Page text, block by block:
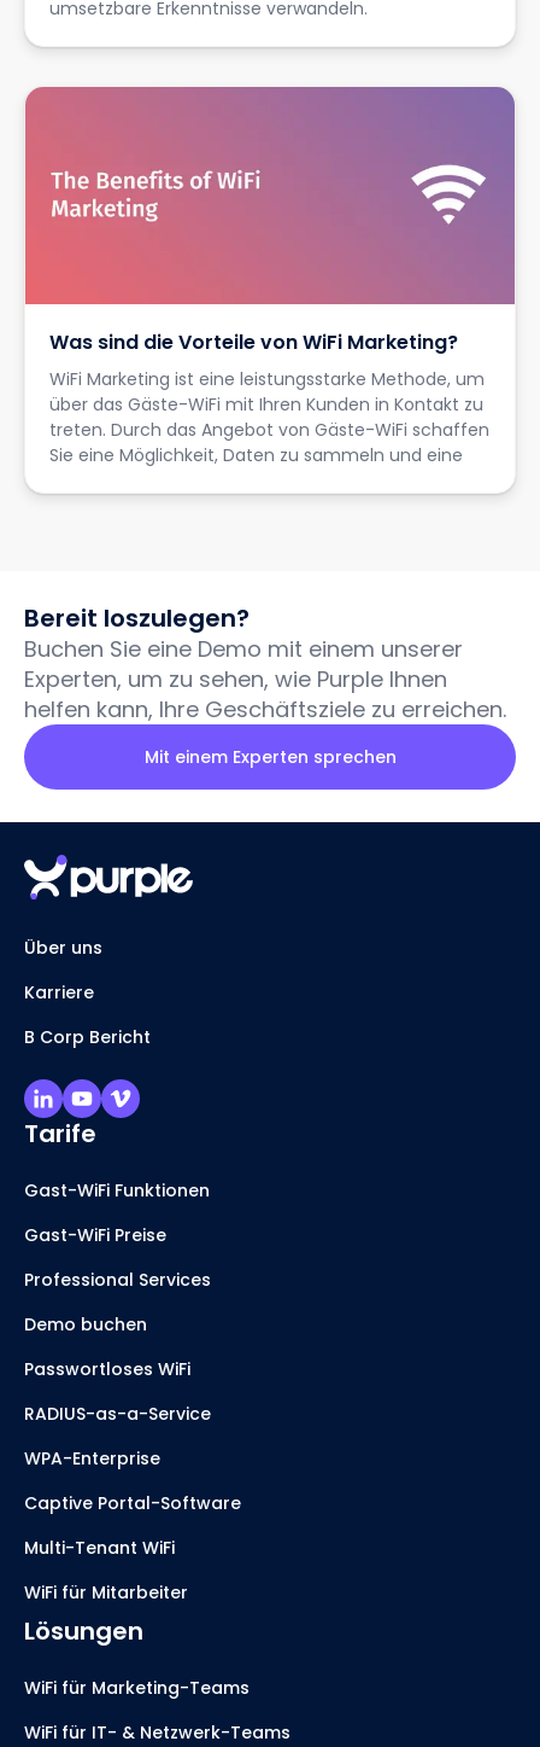
umsetzbare Erkenntnisse verwandeln.
Was sind die Vorteile von WiFi Marketing?
WiFi Marketing ist eine leistungsstarke Methode, um
über das Gäste-WiFi mit Ihren Kunden in Kontakt zu
treten. Durch das Angebot von Gäste-WiFi schaffen
Sie eine Möglichkeit, Daten zu sammeln und eine
Bereit loszulegen?
Buchen Sie eine Demo mit einem unserer
Experten, um zu sehen, wie Purple Ihnen
helfen kann, Ihre Geschäftsziele zu erreichen.
Mit einem Experten sprechen
Über uns
Karriere
B Corp Bericht
Tarife
Gast-WiFi Funktionen
Gast-WiFi Preise
Professional Services
Demo buchen
Passwortloses WiFi
RADIUS-as-a-Service
WPA-Enterprise
Captive Portal-Software
Multi-Tenant WiFi
WiFi für Mitarbeiter
Lösungen
WiFi für Marketing-Teams
WiFi für IT- & Netzwerk-Teams